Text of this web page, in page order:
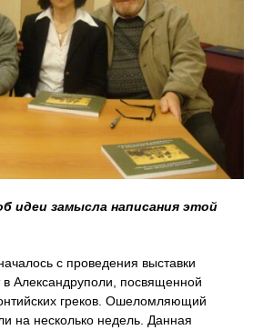
идеи замысла написания этой
с проведения выставки
Александруполи, посвященной
греков. Ошеломляющий
на несколько недель. Данная